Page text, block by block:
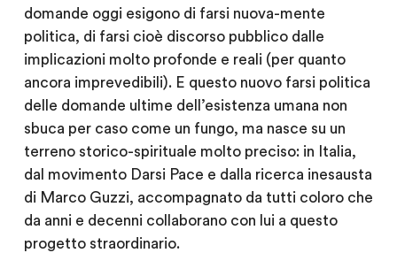
domande oggi esigono di farsi nuova-mente
politica, di farsi cioè discorso pubblico dalle
implicazioni molto profonde e reali (per quanto
ancora imprevedibili). E questo nuovo farsi politica
delle domande ultime dell’esistenza umana non
sbuca per caso come un fungo, ma nasce su un
terreno storico-spirituale molto preciso: in Italia,
dal movimento Darsi Pace e dalla ricerca inesausta
di Marco Guzzi, accompagnato da tutti coloro che
da anni e decenni collaborano con lui a questo
progetto straordinario.